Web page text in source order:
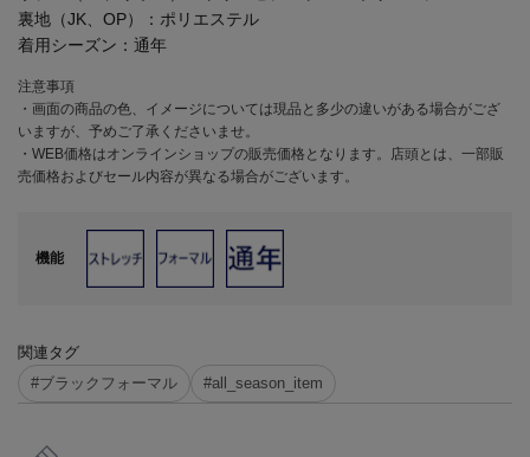
裏地（JK、OP）：ポリエステル
着用シーズン： 通年
注意事項
・画面の商品の色、イメージについては現品と多少の違いがある場合がござ
いますが、予めご了承くださいませ。
・WEB価格はオンラインショップの販売価格となります。店頭とは、一部販
売価格およびセール内容が異なる場合がございます。
機能
関連タグ
#ブラックフォーマル
#all_season_item